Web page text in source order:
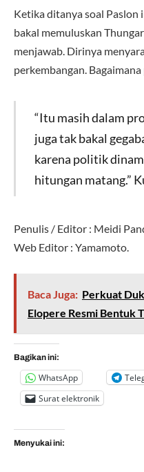
Ketika ditanya soal
bakal memuluskan
menjawab. Dirinya
perkembangan.
“Itu masih dalam
juga tak bakal
karena politik
hitungan matang.”
Penulis / Editor : Meidi
Web Editor : Yamamoto.
Baca Juga: Perkuat
Elopere Resmi Bentuk
Bagikan ini:
WhatsApp
Surat elektronik
Menyukai ini: